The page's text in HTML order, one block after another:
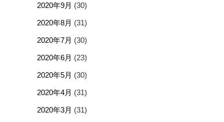
2020年9月 (30)
2020年8月 (31)
2020年7月 (30)
2020年6月 (23)
2020年5月 (30)
2020年4月 (31)
2020年3月 (31)